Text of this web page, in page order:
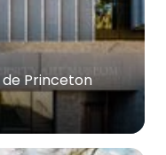
Princeton